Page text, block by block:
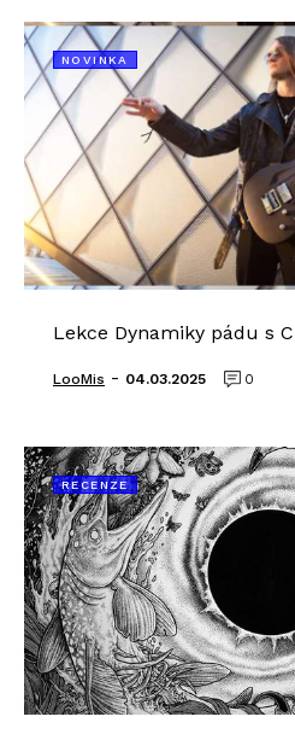
NOVINKA
Lekce Dynamiky pádu s
LooMis - 04.03.2025 0
RECENZE